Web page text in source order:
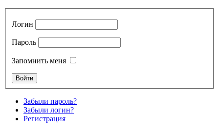
Логин
Пароль
Запомнить меня
Забыли пароль?
Забыли логин?
Регистрация